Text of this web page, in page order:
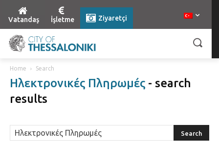
Vatandaş İşletme Ziyaretçi
Home Search
Ηλεκτρονικές Πληρωμές - search
results